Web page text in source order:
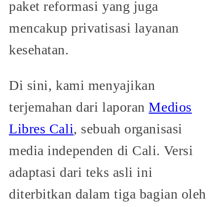
paket reformasi yang juga
mencakup privatisasi layanan
kesehatan.
Di sini, kami menyajikan
terjemahan dari laporanMedios
Libres Cali, sebuah organisasi
media independen di Cali. Versi
adaptasi dari teks asli ini
diterbitkan dalam tiga bagian oleh